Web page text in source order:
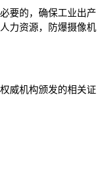
要的，确保工业出产
力资源，防爆摄像机
威机构颁发的相关证